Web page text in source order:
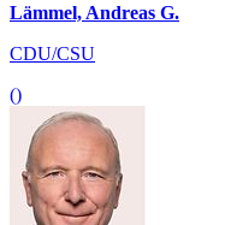
Lämmel, Andreas G.
CDU/CSU
()